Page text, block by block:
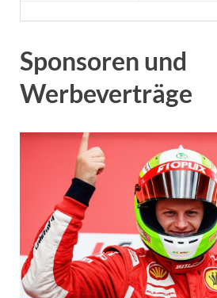
Sponsoren und
Werbeverträge